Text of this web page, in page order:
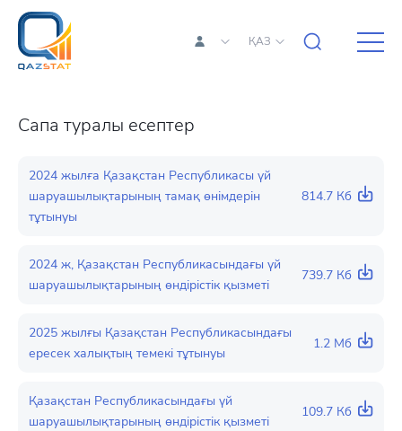
ҚАЗ
Сапа туралы есептер
2024 жылға Қазақстан Республикасы үй
шаруашылықтарының тамақ өнімдерін
тұтынуы
814.7 Кб
2024 ж, Қазақстан Республикасындағы үй
шаруашылықтарының өндірістік қызметі
739.7 Кб
2025 жылғы Қазақстан Республикасындағы
ересек халықтың темекі тұтынуы
1.2 Мб
Қазақстан Республикасындағы үй
шаруашылықтарының өндірістік қызметі
109.7 Кб